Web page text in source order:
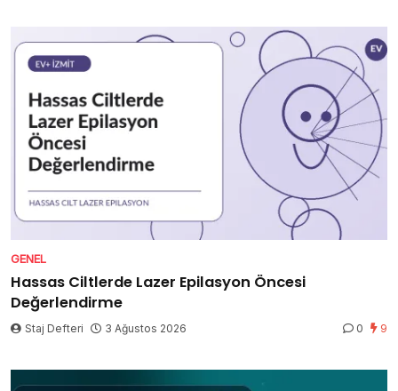
GENEL
Hassas Ciltlerde Lazer Epilasyon Öncesi
Değerlendirme
Staj Defteri 3 Ağustos 2026 0 9